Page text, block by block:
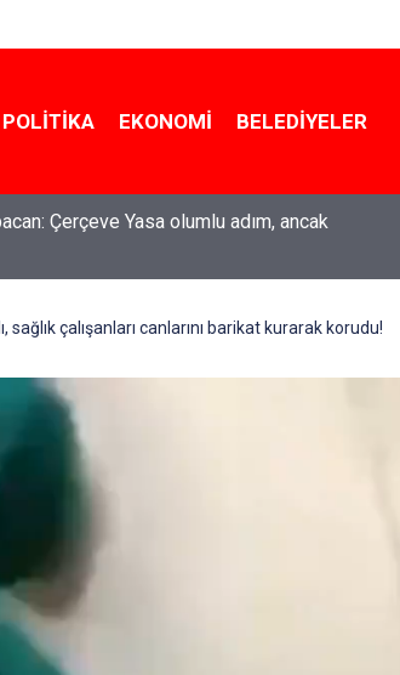
POLITIKA EKONOMI BELEDIYELER
Çerçeve Yasa olumlu adım, ancak
sağlık çalışanları canlarını barikat kurarak korudu!